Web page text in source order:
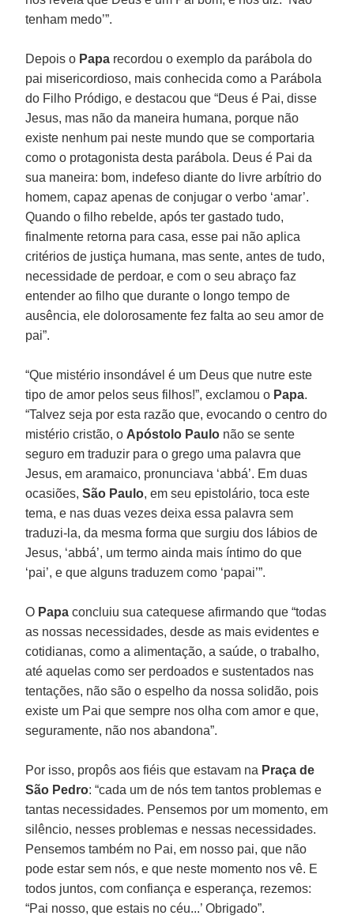
tenham medo’”.
Depois o Papa recordou o exemplo da parábola do
pai misericordioso, mais conhecida como a Parábola
do Filho Pródigo, e destacou que “Deus é Pai, disse
Jesus, mas não da maneira humana, porque não
existe nenhum pai neste mundo que se comportaria
como o protagonista desta parábola. Deus é Pai da
sua maneira: bom, indefeso diante do livre arbítrio do
homem, capaz apenas de conjugar o verbo ‘amar’.
Quando o filho rebelde, após ter gastado tudo,
finalmente retorna para casa, esse pai não aplica
critérios de justiça humana, mas sente, antes de tudo,
necessidade de perdoar, e com o seu abraço faz
entender ao filho que durante o longo tempo de
ausência, ele dolorosamente fez falta ao seu amor de
pai”.
“Que mistério insondável é um Deus que nutre este
tipo de amor pelos seus filhos!”, exclamou o Papa.
“Talvez seja por esta razão que, evocando o centro do
mistério cristão, o Apóstolo Paulo não se sente
seguro em traduzir para o grego uma palavra que
Jesus, em aramaico, pronunciava ‘abbá’. Em duas
ocasiões,São Paulo, em seu epistolário, toca este
tema, e nas duas vezes deixa essa palavra sem
traduzi-la, da mesma forma que surgiu dos lábios de
Jesus, ‘abbá’, um termo ainda mais íntimo do que
‘pai’, e que alguns traduzem como ‘papai’”.
O Papa concluiu sua catequese afirmando que “todas
as nossas necessidades, desde as mais evidentes e
cotidianas, como a alimentação, a saúde, o trabalho,
até aquelas como ser perdoados e sustentados nas
tentações, não são o espelho da nossa solidão, pois
existe um Pai que sempre nos olha com amor e que,
seguramente, não nos abandona”.
Por isso, propôs aos fiéis que estavam na Praça de
São Pedro: “cada um de nós tem tantos problemas e
tantas necessidades. Pensemos por um momento, em
silêncio, nesses problemas e nessas necessidades.
Pensemos também no Pai, em nosso pai, que não
pode estar sem nós, e que neste momento nos vê. E
todos juntos, com confiança e esperança, rezemos:
“Pai nosso, que estais no céu...’ Obrigado”.